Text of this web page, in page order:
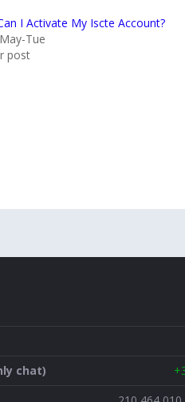
I Activate My Iscte Account?
Tue
post
chat)